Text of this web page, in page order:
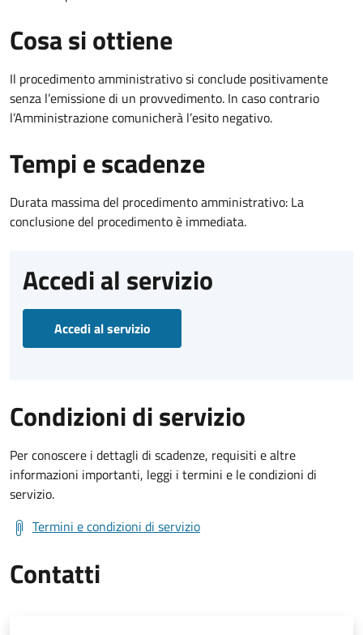
Cosa si ottiene
Il procedimento amministrativo si conclude positivamente
senza l’emissione di un provvedimento. In caso contrario
l’Amministrazione comunicherà l’esito negativo.
Tempi e scadenze
Durata massima del procedimento amministrativo: La
conclusione del procedimento è immediata.
Accedi al servizio
Accedi al servizio
Condizioni di servizio
Per conoscere i dettagli di scadenze, requisiti e altre
informazioni importanti, leggi i termini e le condizioni di
servizio.
Termini e condizioni di servizio
Contatti